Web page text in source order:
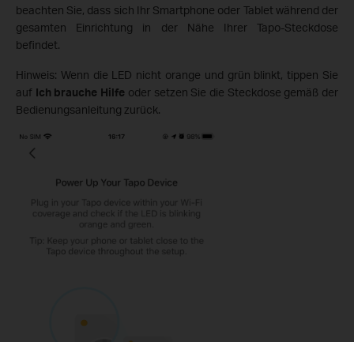
beachten Sie, dass sich Ihr Smartphone oder Tablet während der
gesamten Einrichtung in der Nähe Ihrer Tapo-Steckdose
befindet.
Hinweis: Wenn die LED nicht orange und grün blinkt, tippen Sie
auf Ich brauche Hilfe oder setzen Sie die Steckdose gemäß der
Bedienungsanleitung zurück.